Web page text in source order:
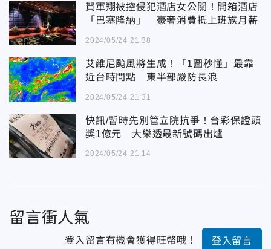
賀軍翔被控侵犯酒店女公關！開箱酒店
「巴塞隆納」 豪奢消費抵上班族月薪
2024/05/24 21:38
艾維尼颱風將生成！「1圖秒懂」最靠
近台時間點 東半部嚴防長浪
2024/05/24 21:31
快訊/暫時先別管立院抗爭！台彩保證頭
獎1億元 大樂透最新號碼出爐
2024/05/24 21:14
留言衝人氣
登入留言有機會獲得旺幣哦！ 登入留言